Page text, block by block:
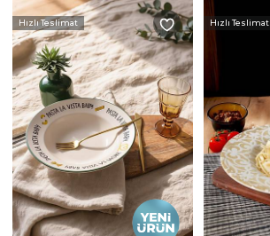
Hızlı Teslimat Hızlı Teslimat